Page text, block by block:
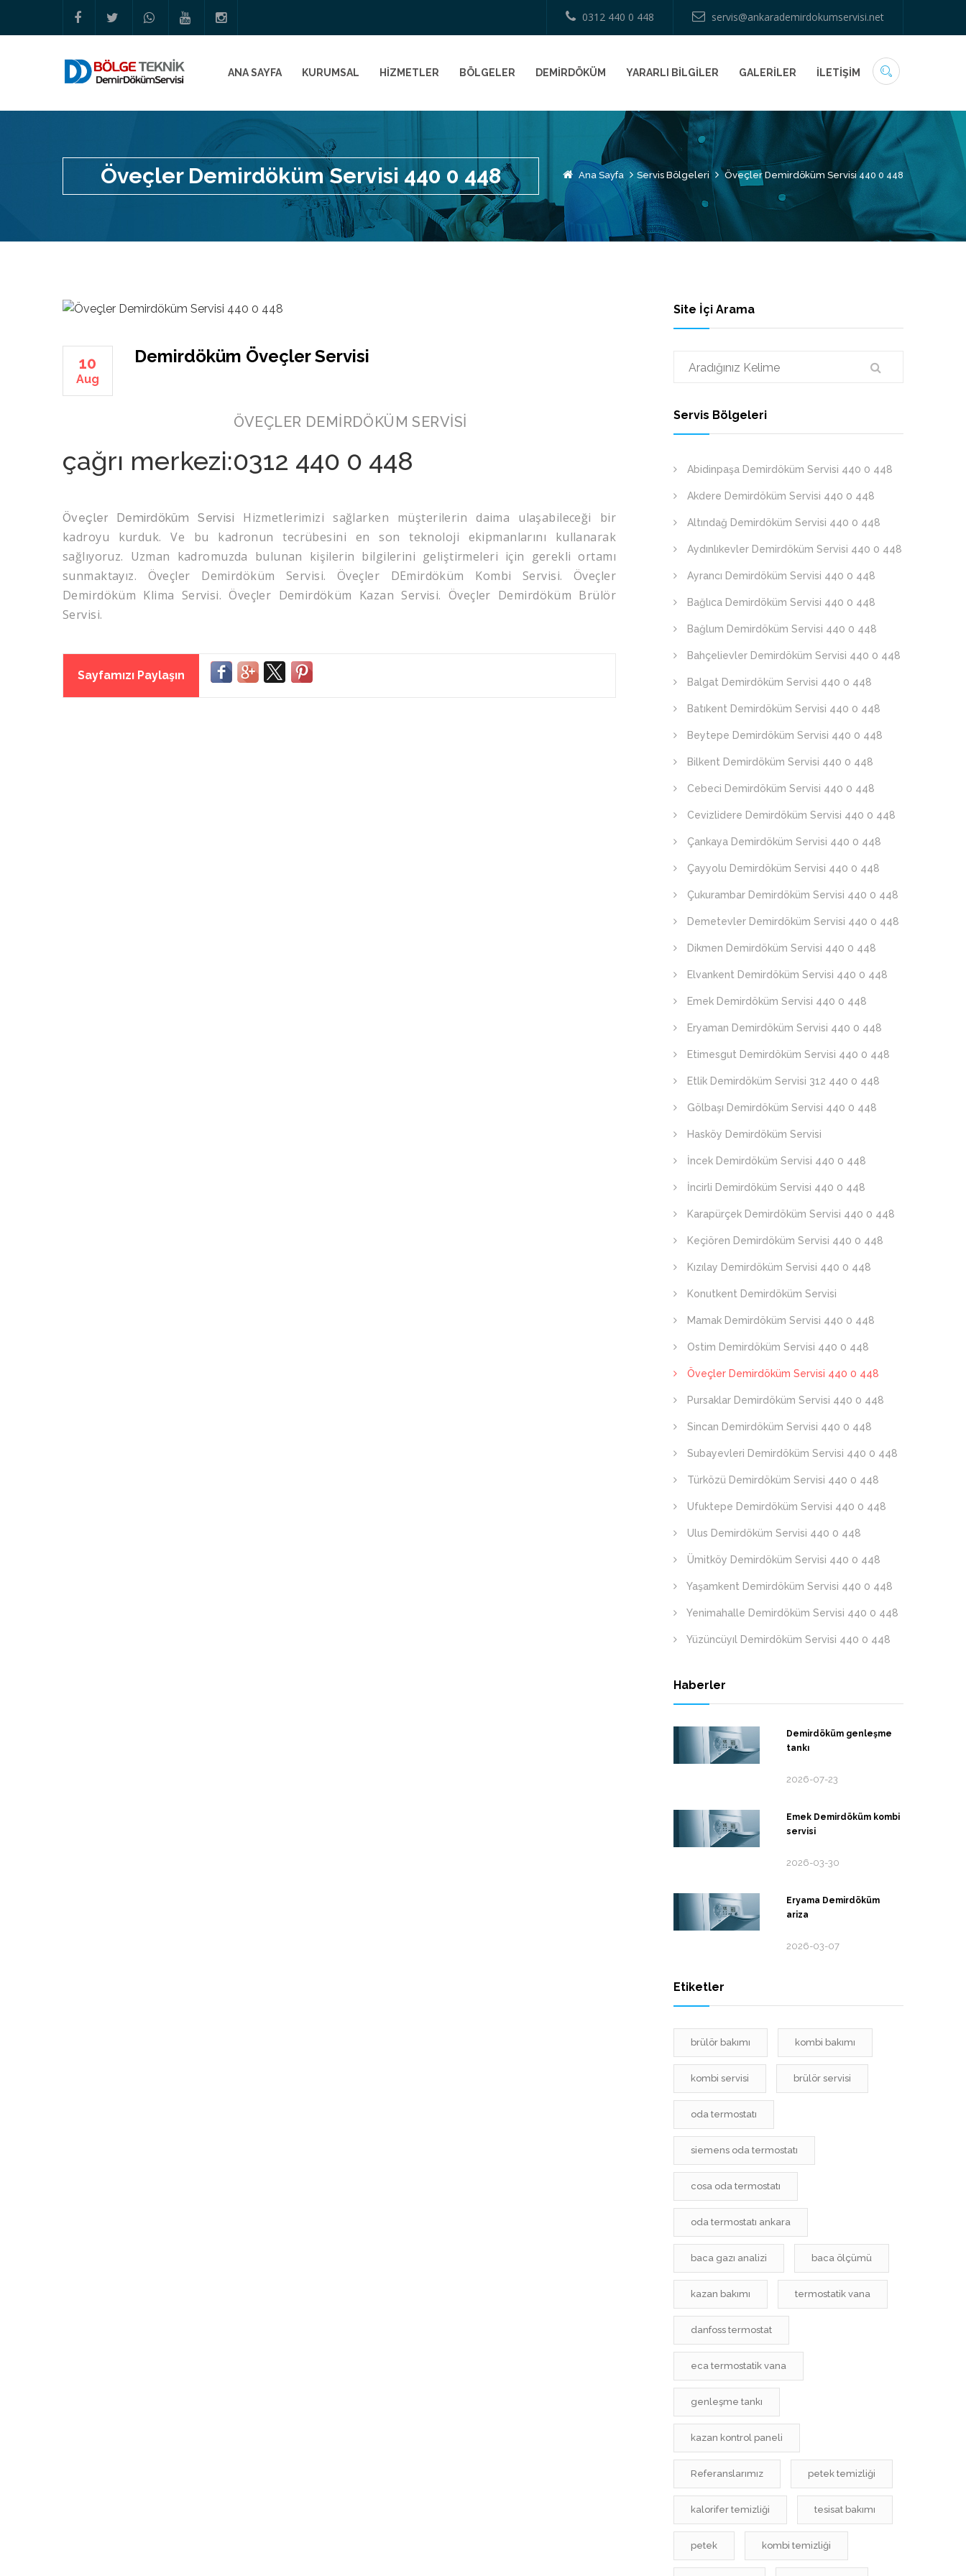
0312 440 0 448 servis@ankarademirdokumservisi.net
ANA SAYFA KURUMSAL HİZMETLER BÖLGELER DEMİRDÖKÜM YARARLI BİLGİLER GALERİLER İLETİŞİM
Öveçler Demirdöküm Servisi 440 0 448 Ana Sayfa Servis Bölgeleri Öveçler Demirdöküm Servisi 440 0 448
10
Aug
Demirdöküm Öveçler Servisi
ÖVEÇLER DEMİRDÖKÜM SERVİSİ
çağrı merkezi:0312 440 0 448
Öveçler Demirdöküm Servisi Hizmetlerimizi sağlarken müşterilerin daima ulaşabileceği bir
kadroyu kurduk. Ve bu kadronun tecrübesini en son teknoloji ekipmanlarını kullanarak
sağlıyoruz. Uzman kadromuzda bulunan kişilerin bilgilerini geliştirmeleri için gerekli ortamı
sunmaktayız. Öveçler Demirdöküm Servisi. Öveçler DEmirdöküm Kombi Servisi. Öveçler
Demirdöküm Klima Servisi. Öveçler Demirdöküm Kazan Servisi. Öveçler Demirdöküm Brülör
Servisi.
Sayfamızı Paylaşın
Site İçi Arama
Servis Bölgeleri
Abidinpaşa Demirdöküm Servisi 440 0 448
Akdere Demirdöküm Servisi 440 0 448
Altındağ Demirdöküm Servisi 440 0 448
Aydınlıkevler Demirdöküm Servisi 440 0 448
Ayrancı Demirdöküm Servisi 440 0 448
Bağlıca Demirdöküm Servisi 440 0 448
Bağlum Demirdöküm Servisi 440 0 448
Bahçelievler Demirdöküm Servisi 440 0 448
Balgat Demirdöküm Servisi 440 0 448
Batıkent Demirdöküm Servisi 440 0 448
Beytepe Demirdöküm Servisi 440 0 448
Bilkent Demirdöküm Servisi 440 0 448
Cebeci Demirdöküm Servisi 440 0 448
Cevizlidere Demirdöküm Servisi 440 0 448
Çankaya Demirdöküm Servisi 440 0 448
Çayyolu Demirdöküm Servisi 440 0 448
Çukurambar Demirdöküm Servisi 440 0 448
Demetevler Demirdöküm Servisi 440 0 448
Dikmen Demirdöküm Servisi 440 0 448
Elvankent Demirdöküm Servisi 440 0 448
Emek Demirdöküm Servisi 440 0 448
Eryaman Demirdöküm Servisi 440 0 448
Etimesgut Demirdöküm Servisi 440 0 448
Etlik Demirdöküm Servisi 312 440 0 448
Gölbaşı Demirdöküm Servisi 440 0 448
Hasköy Demirdöküm Servisi
İncek Demirdöküm Servisi 440 0 448
İncirli Demirdöküm Servisi 440 0 448
Karapürçek Demirdöküm Servisi 440 0 448
Keçiören Demirdöküm Servisi 440 0 448
Kızılay Demirdöküm Servisi 440 0 448
Konutkent Demirdöküm Servisi
Mamak Demirdöküm Servisi 440 0 448
Ostim Demirdöküm Servisi 440 0 448
Öveçler Demirdöküm Servisi 440 0 448
Pursaklar Demirdöküm Servisi 440 0 448
Sincan Demirdöküm Servisi 440 0 448
Subayevleri Demirdöküm Servisi 440 0 448
Türközü Demirdöküm Servisi 440 0 448
Ufuktepe Demirdöküm Servisi 440 0 448
Ulus Demirdöküm Servisi 440 0 448
Ümitköy Demirdöküm Servisi 440 0 448
Yaşamkent Demirdöküm Servisi 440 0 448
Yenimahalle Demirdöküm Servisi 440 0 448
Yüzüncüyıl Demirdöküm Servisi 440 0 448
Haberler
Demirdöküm genleşme
tankı
2026-07-23
Emek Demirdöküm kombi
servisi
2026-03-30
Eryama Demirdöküm
ariza
2026-03-07
Etiketler
brülör bakımı kombi bakımı
kombi servisi brülör servisi
oda termostatı
siemens oda termostatı
cosa oda termostatı
oda termostatı ankara
baca gazı analizi baca ölçümü
kazan bakımı termostatik vana
danfoss termostat
eca termostatik vana
genleşme tankı
kazan kontrol paneli
Referanslarımız petek temizliği
kalorifer temizliği tesisat bakımı
petek kombi temizliği